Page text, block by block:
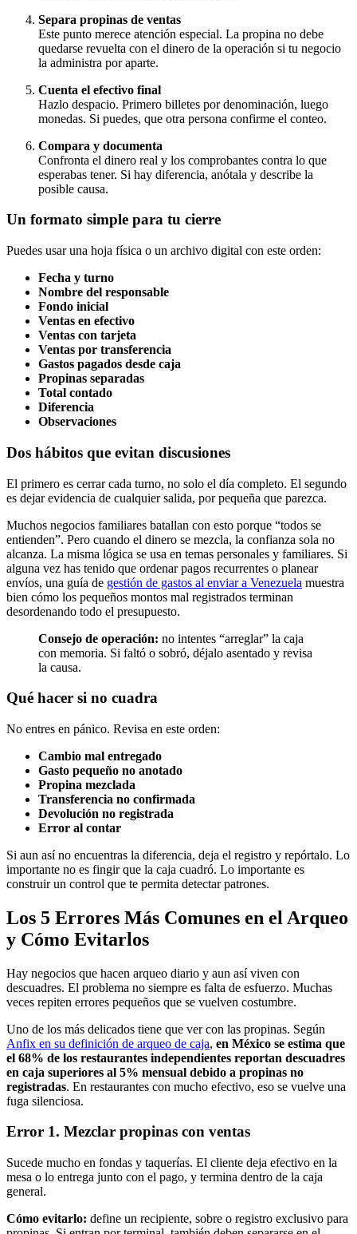
Separa propinas de ventas
Este punto merece atención especial. La propina no debe
quedarse revuelta con el dinero de la operación si tu negocio
la administra por aparte.
Cuenta el efectivo final
Hazlo despacio. Primero billetes por denominación, luego
monedas. Si puedes, que otra persona confirme el conteo.
Compara y documenta
Confronta el dinero real y los comprobantes contra lo que
esperabas tener. Si hay diferencia, anótala y describe la
posible causa.
Un formato simple para tu cierre
Puedes usar una hoja física o un archivo digital con este orden:
Fecha y turno
Nombre del responsable
Fondo inicial
Ventas en efectivo
Ventas con tarjeta
Ventas por transferencia
Gastos pagados desde caja
Propinas separadas
Total contado
Diferencia
Observaciones
Dos hábitos que evitan discusiones
El primero es cerrar cada turno, no solo el día completo. El segundo
es dejar evidencia de cualquier salida, por pequeña que parezca.
Muchos negocios familiares batallan con esto porque “todos se
entienden”. Pero cuando el dinero se mezcla, la confianza sola no
alcanza. La misma lógica se usa en temas personales y familiares. Si
alguna vez has tenido que ordenar pagos recurrentes o planear
envíos, una guía de gestión de gastos al enviar a Venezuela muestra
bien cómo los pequeños montos mal registrados terminan
desordenando todo el presupuesto.
Consejo de operación: no intentes “arreglar” la caja
con memoria. Si faltó o sobró, déjalo asentado y revisa
la causa.
Qué hacer si no cuadra
No entres en pánico. Revisa en este orden:
Cambio mal entregado
Gasto pequeño no anotado
Propina mezclada
Transferencia no confirmada
Devolución no registrada
Error al contar
Si aun así no encuentras la diferencia, deja el registro y repórtalo. Lo
importante no es fingir que la caja cuadró. Lo importante es
construir un control que te permita detectar patrones.
Los 5 Errores Más Comunes en el Arqueo
y Cómo Evitarlos
Hay negocios que hacen arqueo diario y aun así viven con
descuadres. El problema no siempre es falta de esfuerzo. Muchas
veces repiten errores pequeños que se vuelven costumbre.
Uno de los más delicados tiene que ver con las propinas. Según
Anfix en su definición de arqueo de caja, en México se estima que
el 68% de los restaurantes independientes reportan descuadres
en caja superiores al 5% mensual debido a propinas no
registradas. En restaurantes con mucho efectivo, eso se vuelve una
fuga silenciosa.
Error 1. Mezclar propinas con ventas
Sucede mucho en fondas y taquerías. El cliente deja efectivo en la
mesa o lo entrega junto con el pago, y termina dentro de la caja
general.
Cómo evitarlo: define un recipiente, sobre o registro exclusivo para